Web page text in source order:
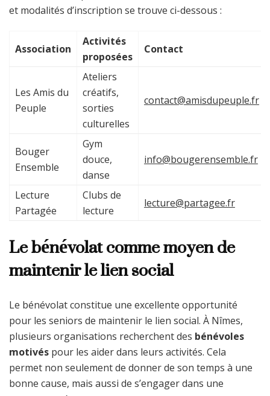
et modalités d’inscription se trouve ci-dessous :
Association
Activités
proposées
Contact
Les Amis du
Peuple
Ateliers
créatifs,
sorties
culturelles
contact@amisdupeuple.fr
Bouger
Ensemble
Gym
douce,
danse
info@bougerensemble.fr
Lecture
Partagée
Clubs de
lecture
lecture@partagee.fr
Le bénévolat comme moyen de
maintenir le lien social
Le bénévolat constitue une excellente opportunité
pour les seniors de maintenir le lien social. À Nîmes,
plusieurs organisations recherchent des bénévoles
motivés pour les aider dans leurs activités. Cela
permet non seulement de donner de son temps à une
bonne cause, mais aussi de s’engager dans une